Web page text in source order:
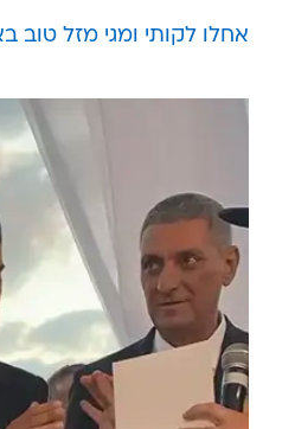
אחלו לקותי ומגי מזל טוב